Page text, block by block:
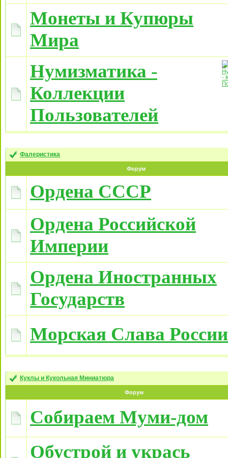
Монеты и Купюры
Мира
Нумизматика -
Коллекции
Пользователей
Фалеристика
Форум
Ордена СССР
Ордена Российской
Империи
Ордена Иностранных
Государств
Морская Слава России
Куклы и Кукольная Миниатюра
Форум
Собираем Муми-дом
Обустрой и укрась